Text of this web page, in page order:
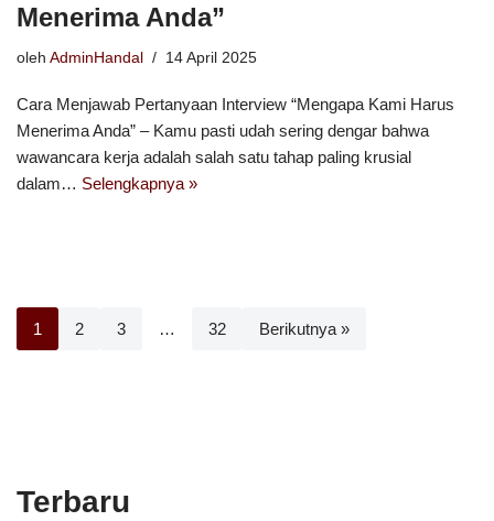
Menerima Anda”
oleh AdminHandal 14 April 2025
Cara Menjawab Pertanyaan Interview “Mengapa Kami Harus
Menerima Anda” – Kamu pasti udah sering dengar bahwa
wawancara kerja adalah salah satu tahap paling krusial
dalam… Selengkapnya »
1 2 3 … 32 Berikutnya »
Terbaru